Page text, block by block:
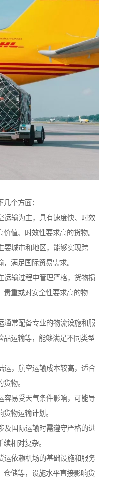
个方面：
运输为主，具有速度快、时效
值、时效性要求高的货物。
要城市和地区，能够实现跨
满足国际贸易需求。
运输过程中管理严格，货物损
贵重或对安全性要求高的物
通常配备专业的物流设施和服
品运输等，能够满足不同类型
运，航空运输成本较高，适合
物。
容易受天气条件影响，可能导
物运输计划。
及国际运输时需遵守严格的进
相对复杂。
运依赖机场的基础设施和服务
仓储等，设施水平直接影响货